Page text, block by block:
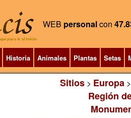
WEB personalcon
Historia Animales Plantas Setas
Sitios> Europa
Región